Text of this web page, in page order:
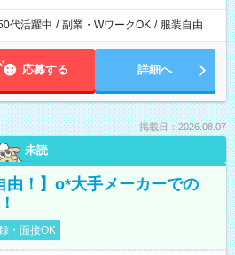
代活躍中 / 副業・WワークOK / 服装自由
応募する 詳細へ
掲載日：2026.08.07
未読
由！】o*大手メーカーでの
・面接OK